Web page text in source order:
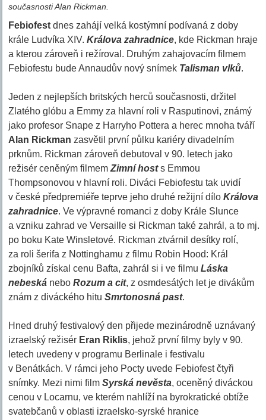
současnosti Alan Rickman.
Febiofest dnes zahájí velká kostýmní podívaná z doby
krále Ludvíka XIV.Králova zahradnice, kde Rickman hraje
a kterou zároveň i režíroval. Druhým zahajovacím filmem
Febiofestu bude Annaudův nový snímek Talisman vlků.
Jeden z nejlepších britských herců současnosti, držitel
Zlatého glóbu a Emmy za hlavní roli v Rasputinovi, známý
jako profesor Snape z Harryho Pottera a herec mnoha tváří
Alan Rickman zasvětil první půlku kariéry divadelním
prknům. Rickman zároveň debutoval v 90. letech jako
režisér ceněným filmemZimní hosts Emmou
Thompsonovou v hlavní roli. Diváci Febiofestu tak uvidí
v české předpremiéře teprve jeho druhé režijní díloKrálova
zahradnice. Ve výpravné romanci z doby Krále Slunce
a vzniku zahrad ve Versaille si Rickman také zahrál, a to mj.
po boku Kate Winsletové. Rickman ztvárnil desítky rolí,
za roli šerifa z Nottinghamu z filmu Robin Hood: Král
zbojníků získal cenu Bafta, zahrál si i ve filmuLáska
nebeská neboRozum a cit, z osmdesátých let je divákům
znám z diváckého hituSmrtonosná past.
Hned druhý festivalový den přijede mezinárodně uznávaný
izraelský režisér Eran Riklis, jehož první filmy byly v 90.
letech uvedeny v programu Berlinale i festivalu
v Benátkách. V rámci jeho Pocty uvede Febiofest čtyři
snímky. Mezi nimi filmSyrská nevěsta, oceněný diváckou
cenou v Locarnu, ve kterém nahlíží na byrokratické obtíže
svatebčanů v oblasti izraelsko-syrské hranice